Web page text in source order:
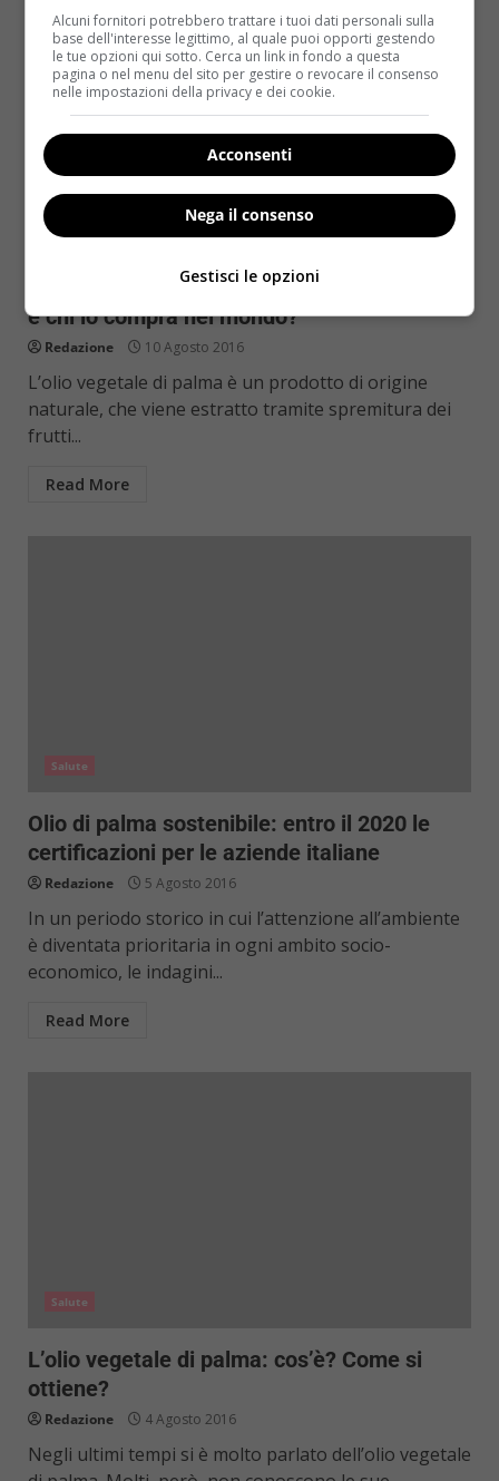
Salute
Olio di palma, import-export: chi lo produce
e chi lo compra nel mondo?
Redazione 10 Agosto 2016
L’olio vegetale di palma è un prodotto di origine
naturale, che viene estratto tramite spremitura dei
frutti...
Read More
Salute
Olio di palma sostenibile: entro il 2020 le
certificazioni per le aziende italiane
Redazione 5 Agosto 2016
In un periodo storico in cui l’attenzione all’ambiente
è diventata prioritaria in ogni ambito socio-
economico, le indagini...
Read More
Salute
L’olio vegetale di palma: cos’è? Come si
ottiene?
Redazione 4 Agosto 2016
Negli ultimi tempi si è molto parlato dell’olio vegetale
Alcuni fornitori potrebbero trattare i tuoi dati personali sulla
base dell'interesse legittimo, al quale puoi opporti gestendo
le tue opzioni qui sotto. Cerca un link in fondo a questa
pagina o nel menu del sito per gestire o revocare il consenso
nelle impostazioni della privacy e dei cookie.
Acconsenti
Nega il consenso
Gestisci le opzioni